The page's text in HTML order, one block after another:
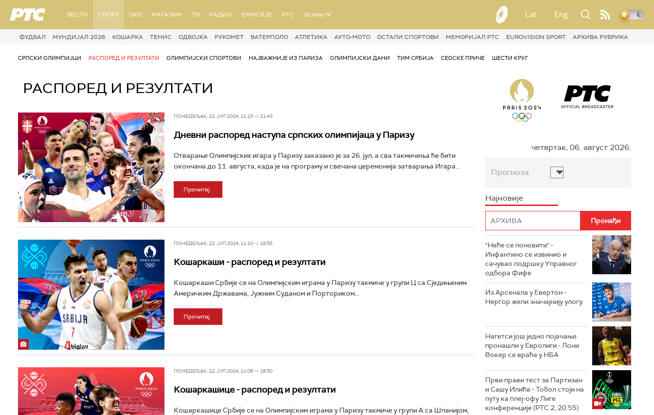
РТС ВЕСТИ СПОРТ OKO МАГАЗИН ТВ РАДИО ЕМИСИЈЕ РТС Остало Lat Eng
ФУДБАЛ МУНДИЈАЛ 2026 КОШАРКА ТЕНИС ОДБОЈКА РУКОМЕТ ВАТЕРПОЛО АТЛЕТИКА АУТО-МОТО ОСТАЛИ СПОРТОВИ МЕМОРИЈАЛ РТС EUROVISION SPORT АРХИВА РУБРИКА
СРПСКИ ОЛИМПИЈЦИ РАСПОРЕД И РЕЗУЛТАТИ ОЛИМПИЈСКИ СПОРТОВИ НАЈВАЖНИЈЕ ИЗ ПАРИЗА ОЛИМПИЈСКИ ДАНИ ТИМ СРБИЈА СЕОСКЕ ПРИЧЕ ШЕСТИ КРУГ
РАСПОРЕД И РЕЗУЛТАТИ
ПОНЕДЕЉАК, 22. ЈУЛ 2024, 11:15 -> 21:43
Дневни распоред наступа српских олимпијаца у Паризу
Отварање Олимпијских игара у Паризу заказано је за 26. јул, а сва такмичења ће бити
окончана до 11. августа, када је на програму и свечана церемонија затварања Игара...
Прочитај
ПОНЕДЕЉАК, 22. ЈУЛ 2024, 11:10 -> 18:55
Кошаркаши - распоред и резултати
Кошаркаши Србије се на Олимпијским играма у Паризу такмиче у групи Ц са Сједињеним
Америчким Државама, Јужним Суданом и Порториком...
Прочитај
ПОНЕДЕЉАК, 22. ЈУЛ 2024, 11:08 -> 18:50
Кошаркашице - распоред и резултати
Кошаркашице Србије се на Олимпијским играма у Паризу такмиче у групи А са Шпанијом,
четвртак, 06. август 2026.
Прогноза
Најновије
"Неће се поновити" -
Инфантино се извинио и
сачувао подршку Управног
одбора Фифе
Из Арсенала у Евертон -
Нергор жели значајнију улогу
Нагетси још једно појачање
пронашли у Евролиги - Лони
Вокер се враћа у НБА
Први прави тест за Партизан
и Сашу Илића - Тобол стоји на
путу ка плеј-офу Лиге
конференције (РТС 2, 20.55)